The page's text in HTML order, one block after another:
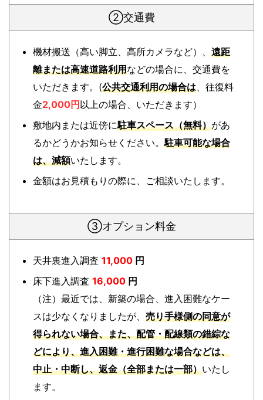
②交通費
機材搬送（高い脚立、高所カメラなど）、 遠距
離または高速道路利用などの場合に、交通費を
いただきます。(公共交通利用の場合は 、往復料
金2,000円以上の場合、いただきます）
敷地内または近傍に駐車スペース（無料）があ
るかどうかお知らせください。 駐車可能な場合
は、減額いたします。
金額はお見積もりの際に、ご相談いたします。
③オプション料金
天井裏進入調査 11,000 円
床下進入調査 16,000 円
（注）最近では、新築の場合、進入困難なケー
スは少なくなりましたが、 売り手様側の同意が
得られない場合、また、配管・配線類の錯綜な
どにより、進入困難・進行困難な場合などは、
中止・中断し、返金（全部または一部）いたし
ます。